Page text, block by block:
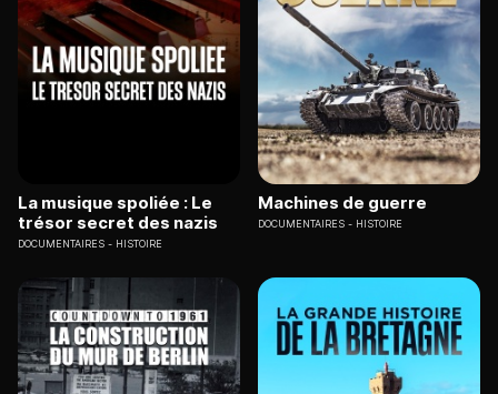
La musique spoliée : Le
trésor secret des nazis
DOCUMENTAIRES HISTOIRE
Machines de guerre
DOCUMENTAIRES HISTOIRE